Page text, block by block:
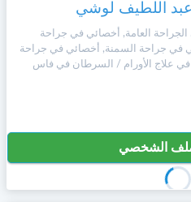
اللطيف لوشي
العامة, أخصائي في جراحة
في جراحة السمنة, أخصائي في جراحة
في علاج الأورام / السرطان في فاس
الشخصي